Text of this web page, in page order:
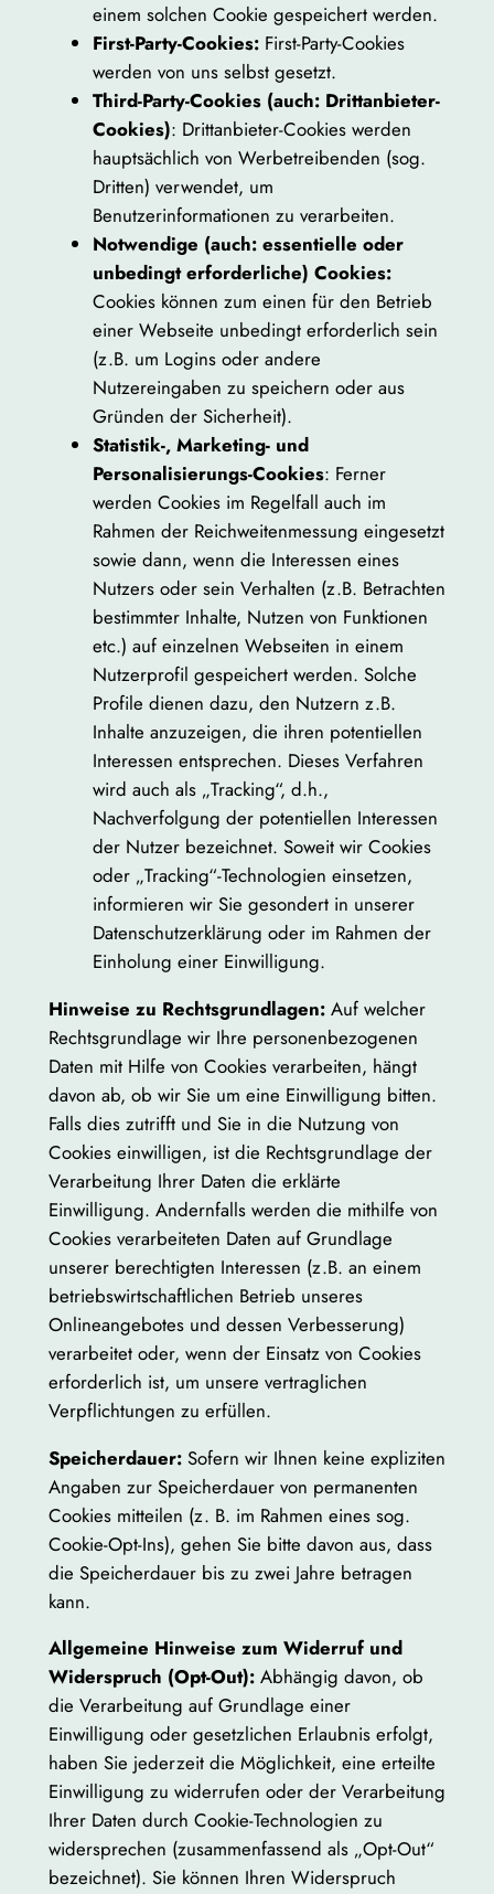
einem solchen Cookie gespeichert werden.
First-Party-Cookies:First-Party-Cookies
werden von uns selbst gesetzt.
Third-Party-Cookies (auch: Drittanbieter-
Cookies): Drittanbieter-Cookies werden
hauptsächlich von Werbetreibenden (sog.
Dritten) verwendet, um
Benutzerinformationen zu verarbeiten.
Notwendige (auch: essentielle oder
unbedingt erforderliche) Cookies:
Cookies können zum einen für den Betrieb
einer Webseite unbedingt erforderlich sein
(z.B. um Logins oder andere
Nutzereingaben zu speichern oder aus
Gründen der Sicherheit).
Statistik-, Marketing- und
Personalisierungs-Cookies: Ferner
werden Cookies im Regelfall auch im
Rahmen der Reichweitenmessung eingesetzt
sowie dann, wenn die Interessen eines
Nutzers oder sein Verhalten (z.B. Betrachten
bestimmter Inhalte, Nutzen von Funktionen
etc.) auf einzelnen Webseiten in einem
Nutzerprofil gespeichert werden. Solche
Profile dienen dazu, den Nutzern z.B.
Inhalte anzuzeigen, die ihren potentiellen
Interessen entsprechen. Dieses Verfahren
wird auch als „Tracking“, d.h.,
Nachverfolgung der potentiellen Interessen
der Nutzer bezeichnet. Soweit wir Cookies
oder „Tracking“-Technologien einsetzen,
informieren wir Sie gesondert in unserer
Datenschutzerklärung oder im Rahmen der
Einholung einer Einwilligung.
Hinweise zu Rechtsgrundlagen:Auf welcher
Rechtsgrundlage wir Ihre personenbezogenen
Daten mit Hilfe von Cookies verarbeiten, hängt
davon ab, ob wir Sie um eine Einwilligung bitten.
Falls dies zutrifft und Sie in die Nutzung von
Cookies einwilligen, ist die Rechtsgrundlage der
Verarbeitung Ihrer Daten die erklärte
Einwilligung. Andernfalls werden die mithilfe von
Cookies verarbeiteten Daten auf Grundlage
unserer berechtigten Interessen (z.B. an einem
betriebswirtschaftlichen Betrieb unseres
Onlineangebotes und dessen Verbesserung)
verarbeitet oder, wenn der Einsatz von Cookies
erforderlich ist, um unsere vertraglichen
Verpflichtungen zu erfüllen.
Speicherdauer: Sofern wir Ihnen keine expliziten
Angaben zur Speicherdauer von permanenten
Cookies mitteilen (z. B. im Rahmen eines sog.
Cookie-Opt-Ins), gehen Sie bitte davon aus, dass
die Speicherdauer bis zu zwei Jahre betragen
kann.
Allgemeine Hinweise zum Widerruf und
Widerspruch (Opt-Out):Abhängig davon, ob
die Verarbeitung auf Grundlage einer
Einwilligung oder gesetzlichen Erlaubnis erfolgt,
haben Sie jederzeit die Möglichkeit, eine erteilte
Einwilligung zu widerrufen oder der Verarbeitung
Ihrer Daten durch Cookie-Technologien zu
widersprechen (zusammenfassend als „Opt-Out“
bezeichnet). Sie können Ihren Widerspruch